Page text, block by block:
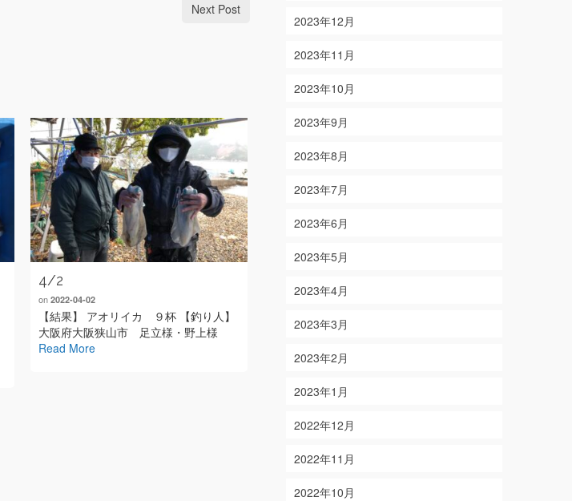
Next Post
4/2
on2022-04-02
【結果】 アオリイカ ９杯 【釣り人】
大阪府大阪狭山市 足立様・野上様
Read More
2021-04-18
【結果】 マダイ 4枚 ほか 【釣り人】
三重県津市 駒田様・大津様・海野様
2023年12月
2023年11月
2023年10月
2023年9月
2023年8月
2023年7月
2023年6月
2023年5月
2023年4月
2023年3月
2023年2月
2023年1月
2022年12月
2022年11月
2022年10月